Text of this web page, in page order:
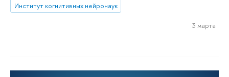
Институт когнитивных нейронаук
3 марта